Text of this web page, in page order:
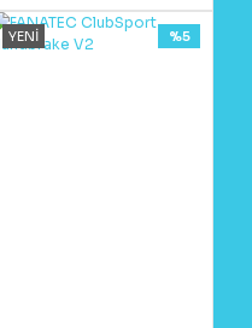
YENİ %5